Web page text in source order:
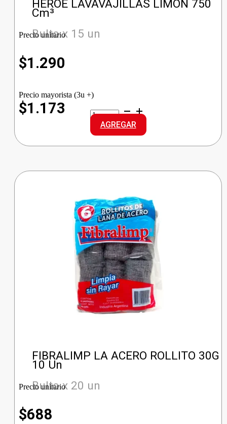
HEROE LAVAVAJILLAS LIMON 750
Cm³
Bulto x 15 un
Precio unitario
$1.290
Precio mayorista (3u +)
$1.173
HEROE
LAVAVAJILLAS
LIMON
cantidad
AGREGAR
FIBRALIMP LA ACERO ROLLITO 30G
10 Un
Bulto x 20 un
Precio unitario
$688